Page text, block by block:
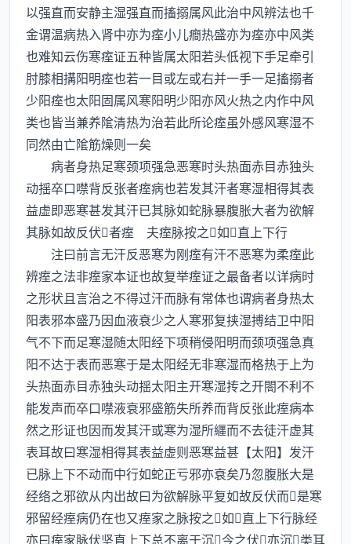
以强直而安静主湿强直而搐搦属风此治中风辨法也千
金谓温病热入肾中亦为痓小儿癎热盛亦为痓亦中风类
也难知云伤寒痓证五种皆属太阳若头低视下手足牵引
肘膝相搆阳明痓也若一目或左或右并一手一足搐搦者
少阳痓也太阳固属风寒阳明少阳亦风火热之内作中风
类也皆当兼养隂清热为治若此所论痓虽外感风寒湿不
同然由亡隂筋燥则一矣
病者身热足寒颈项强急恶寒时头热面赤目赤独头
动揺卒口噤背反张者痓病也若发其汗者寒湿相得其表
益虚即恶寒甚发其汗已其脉如蛇脉暴腹胀大者为欲解
其脉如故反伏者痓 夫痓脉按之如直上下行
注曰前言无汗反恶寒为刚痓有汗不恶寒为柔痓此
辨痓之法非痓家本证也故复举痓证之最备者以详病时
之形状且言治之不得过汗而脉有常体也谓病者身热太
阳表邪本盛乃因血液衰少之人寒邪复挟湿搏结卫中阳
气不下而足寒湿随太阳经下项稍侵阳明而颈项强急真
阳不达于表而恶寒于是太阳经无非寒湿而格热于上为
头热面赤目赤独头动揺太阳主开寒湿抟之开閤不利不
能发声而卒口噤液衰邪盛筋失所养而背反张此痓病本
然之形证也因而发其汗或寒为湿所纒而不去徒汗虚其
表耳故曰寒湿相得其表益虚则恶寒益甚【太阳】发汗
已脉上下不动而中行如蛇正亏邪亦衰矣乃忽腹胀大是
经络之邪欲从内出故曰为欲解脉平复如故反伏而是寒
邪留经痓病仍在也又痓家之脉按之如直上下行脉经
亦曰痓家脉伏坚直上下总不离于沉今之伏亦沉类耳